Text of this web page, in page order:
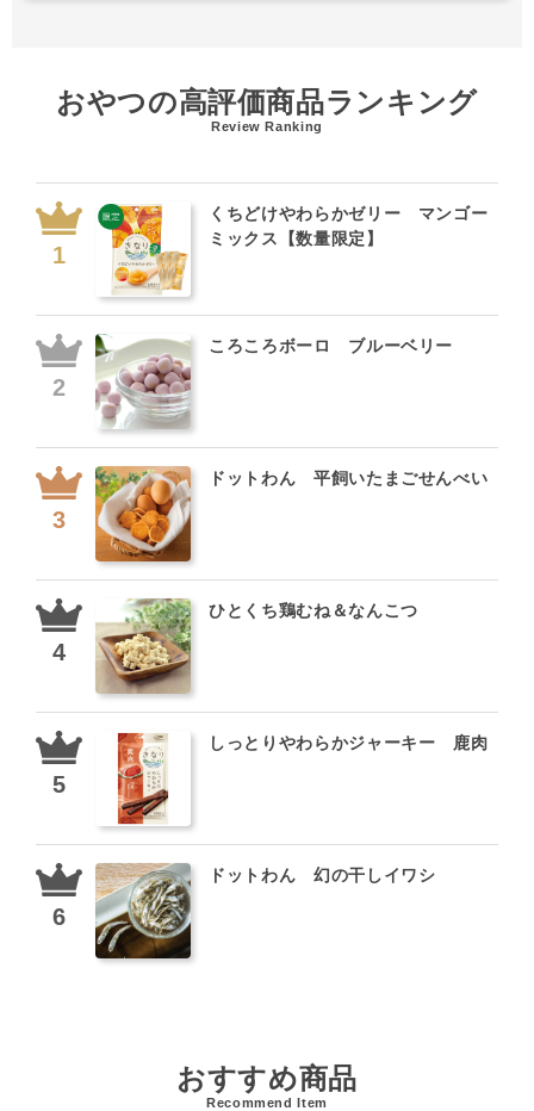
おやつの高評価商品ランキング
Review Ranking
くちどけやわらかゼリー マンゴー
ミックス【数量限定】
ころころボーロ ブルーベリー
ドットわん 平飼いたまごせんべい
ひとくち鶏むね＆なんこつ
しっとりやわらかジャーキー 鹿肉
ドットわん 幻の干しイワシ
おすすめ商品
Recommend Item